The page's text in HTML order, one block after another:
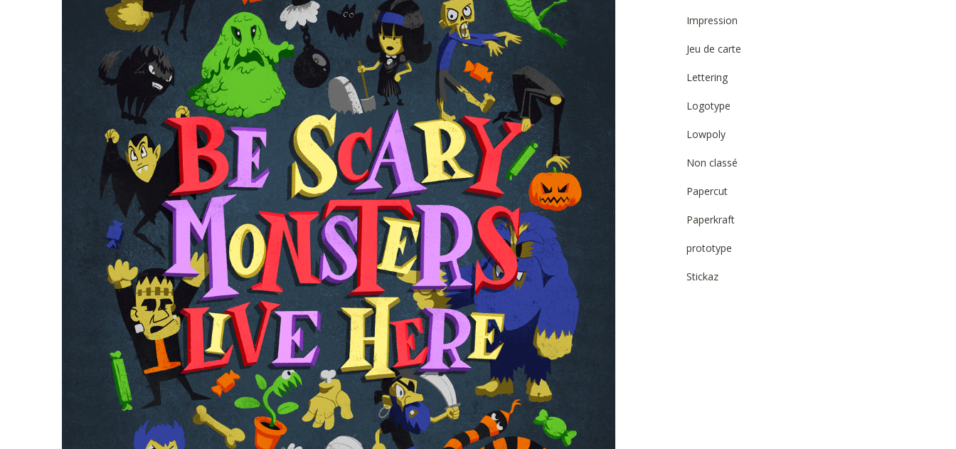
Impression
Jeu de carte
Lettering
Logotype
Lowpoly
Non classé
Papercut
Paperkraft
prototype
Stickaz